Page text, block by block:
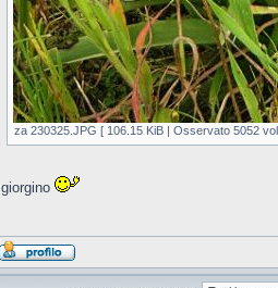
za 230325.JPG [ 106.15 KiB | Osservato 5052
giorgino